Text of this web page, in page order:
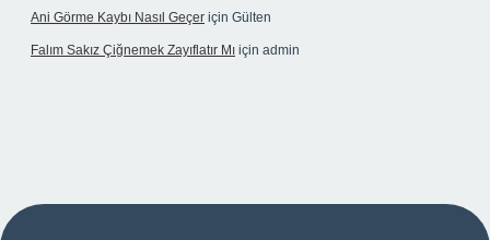
Ani Görme Kaybı Nasıl Geçer için Gülten
Falım Sakız Çiğnemek Zayıflatır Mı için admin